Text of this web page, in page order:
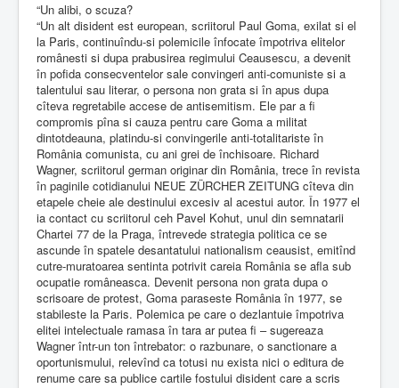
“Un alibi, o scuza?
“Un alt disident est european, scriitorul Paul Goma, exilat si el
la Paris, continuîndu-si polemicile înfocate împotriva elitelor
românesti si dupa prabusirea regimului Ceausescu, a devenit
în pofida consecventelor sale convingeri anti-comuniste si a
talentului sau literar, o persona non grata si în apus dupa
cîteva regretabile accese de antisemitism. Ele par a fi
compromis pîna si cauza pentru care Goma a militat
dintotdeauna, platindu-si convingerile anti-totalitariste în
România comunista, cu ani grei de închisoare. Richard
Wagner, scriitorul german originar din România, trece în revista
în paginile cotidianului NEUE ZÜRCHER ZEITUNG cîteva din
etapele cheie ale destinului excesiv al acestui autor. În 1977 el
ia contact cu scriitorul ceh Pavel Kohut, unul din semnatarii
Chartei 77 de la Praga, întrevede strategia politica ce se
ascunde în spatele desantatului nationalism ceausist, emitînd
cutre-muratoarea sentinta potrivit careia România se afla sub
ocupatie româneasca. Devenit persona non grata dupa o
scrisoare de protest, Goma paraseste România în 1977, se
stabileste la Paris. Polemica pe care o dezlantuie împotriva
elitei intelectuale ramasa în tara ar putea fi – sugereaza
Wagner într-un ton întrebator: o razbunare, o sanctionare a
oportunismului, relevînd ca totusi nu exista nici o editura de
renume care sa publice cartile fostului disident care a scris